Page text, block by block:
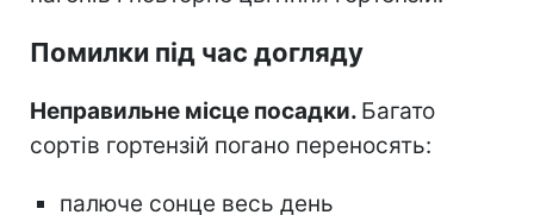
Помилки під час догляду
Неправильне місце посадки. Багато
сортів гортензій погано переносять:
палюче сонце весь день